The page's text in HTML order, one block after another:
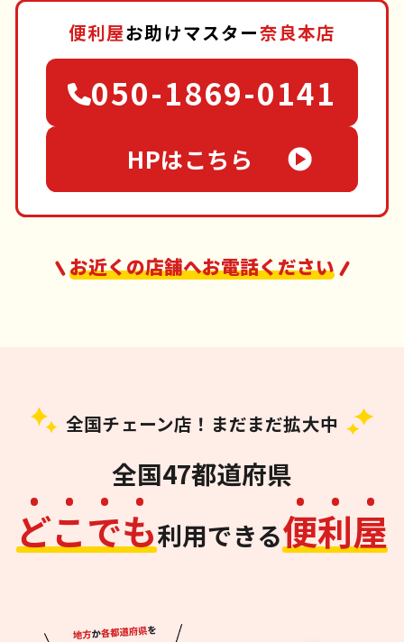
便利屋お助けマスター奈良本店
050-1869-0141
HPはこちら
お近くの店舗へお電話ください
全国チェーン店！まだまだ拡大中
全国47都道府県
どこでも利用できる便利屋